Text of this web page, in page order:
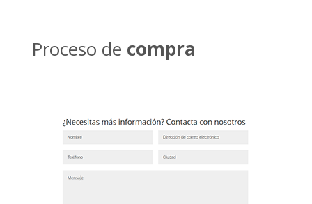
Proceso de compra